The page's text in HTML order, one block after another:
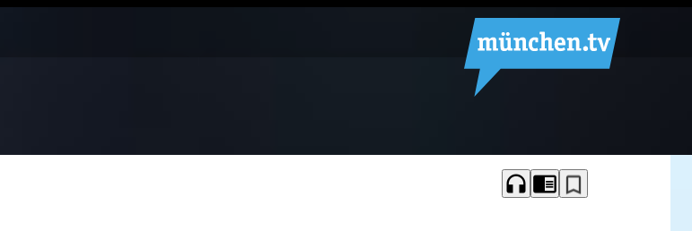
headphones chrome_reader_mode bookmark_border